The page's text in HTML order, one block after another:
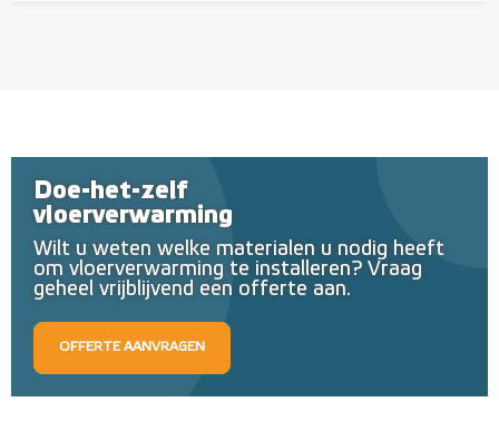
Doe-het-zelf
vloerverwarming
Wilt u weten welke materialen u nodig heeft
om vloerverwarming te installeren? Vraag
geheel vrijblijvend een offerte aan.
OFFERTE AANVRAGEN